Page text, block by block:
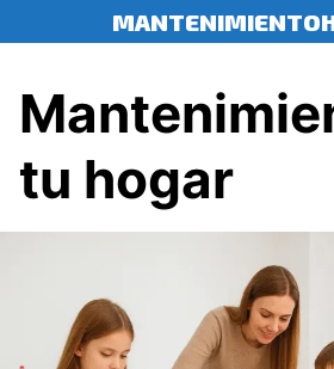
al
tu hogar